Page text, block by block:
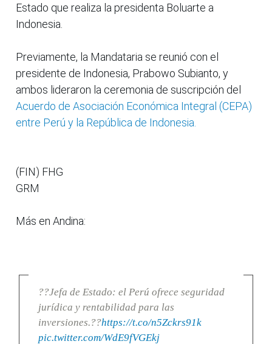
Estado que realiza la presidenta Boluarte a
Indonesia.
Previamente, la Mandataria se reunió con el
presidente de Indonesia, Prabowo Subianto, y
ambos lideraron la ceremonia de suscripción del
Acuerdo de Asociación Económica Integral (CEPA)
entre Perú y la República de Indonesia.
(FIN) FHG
GRM
Más en Andina:
??Jefa de Estado: el Perú ofrece seguridad
jurídica y rentabilidad para las
inversiones.??https://t.co/n5Zckrs91k
pic.twitter.com/WdE9fVGEkj